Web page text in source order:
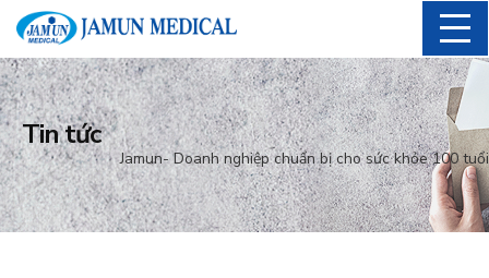
Tin tức
Jamun- Doanh nghiệp chuẩn bị cho sức khỏe 100 tuổi